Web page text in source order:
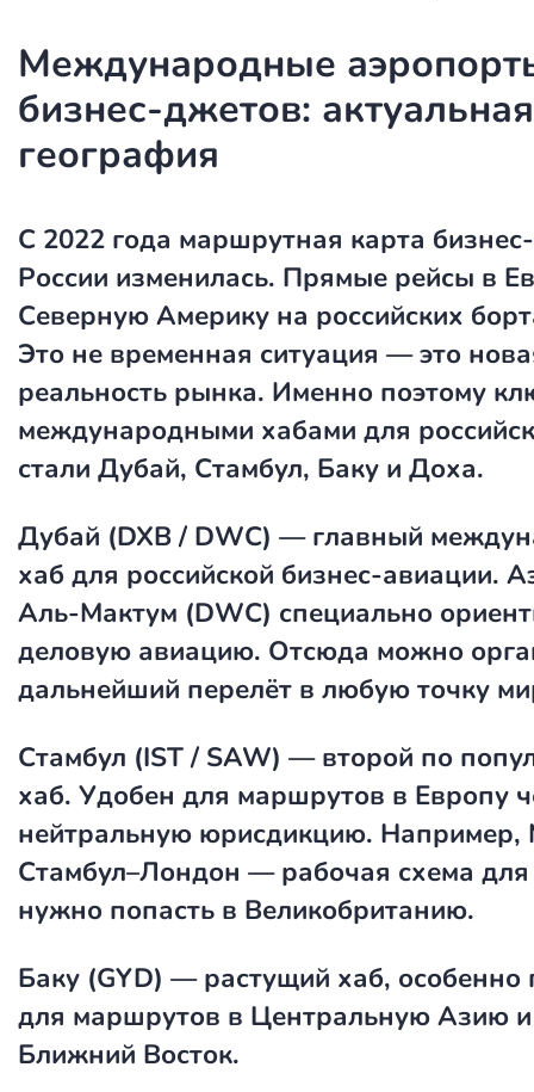
Международные
бизнес-джетов: актуальная
география
С 2022 года маршрутная карта
России изменилась. Прямые рейсы в
Северную Америку на российских
Это не временная ситуация — это
реальность рынка. Именно поэтому
международными хабами для
стали Дубай, Стамбул, Баку и Доха.
Дубай (DXB / DWC) — главный
хаб для российской бизнес-авиации.
Аль-Мактум (DWC) специально
деловую авиацию. Отсюда можно
дальнейший перелёт в любую точку
Стамбул (IST / SAW) — второй по
хаб. Удобен для маршрутов в Европу
нейтральную юрисдикцию. Например,
Стамбул–Лондон — рабочая схема для
нужно попасть в Великобританию.
Баку (GYD) — растущий хаб, особенно
для маршрутов в Центральную Азию
Ближний Восток.